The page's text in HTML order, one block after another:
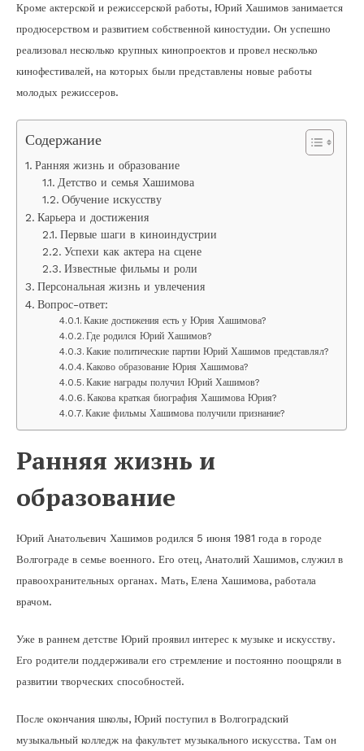
Кроме актерской и режиссерской работы, Юрий Хашимов занимается
продюсерством и развитием собственной киностудии. Он успешно
реализовал несколько крупных кинопроектов и провел несколько
кинофестивалей, на которых были представлены новые работы
молодых режиссеров.
Содержание
Ранняя жизнь и образование
Детство и семья Хашимова
Обучение искусству
Карьера и достижения
Первые шаги в киноиндустрии
Успехи как актера на сцене
Известные фильмы и роли
Персональная жизнь и увлечения
Вопрос-ответ:
Какие достижения есть у Юрия Хашимова?
Где родился Юрий Хашимов?
Какие политические партии Юрий Хашимов представлял?
Каково образование Юрия Хашимова?
Какие награды получил Юрий Хашимов?
Какова краткая биография Хашимова Юрия?
Какие фильмы Хашимова получили признание?
Ранняя жизнь и
образование
Юрий Анатольевич Хашимов родился 5 июня 1981 года в городе
Волгограде в семье военного. Его отец, Анатолий Хашимов, служил в
правоохранительных органах. Мать, Елена Хашимова, работала
врачом.
Уже в раннем детстве Юрий проявил интерес к музыке и искусству.
Его родители поддерживали его стремление и постоянно поощряли в
развитии творческих способностей.
После окончания школы, Юрий поступил в Волгоградский
музыкальный колледж на факультет музыкального искусства. Там он